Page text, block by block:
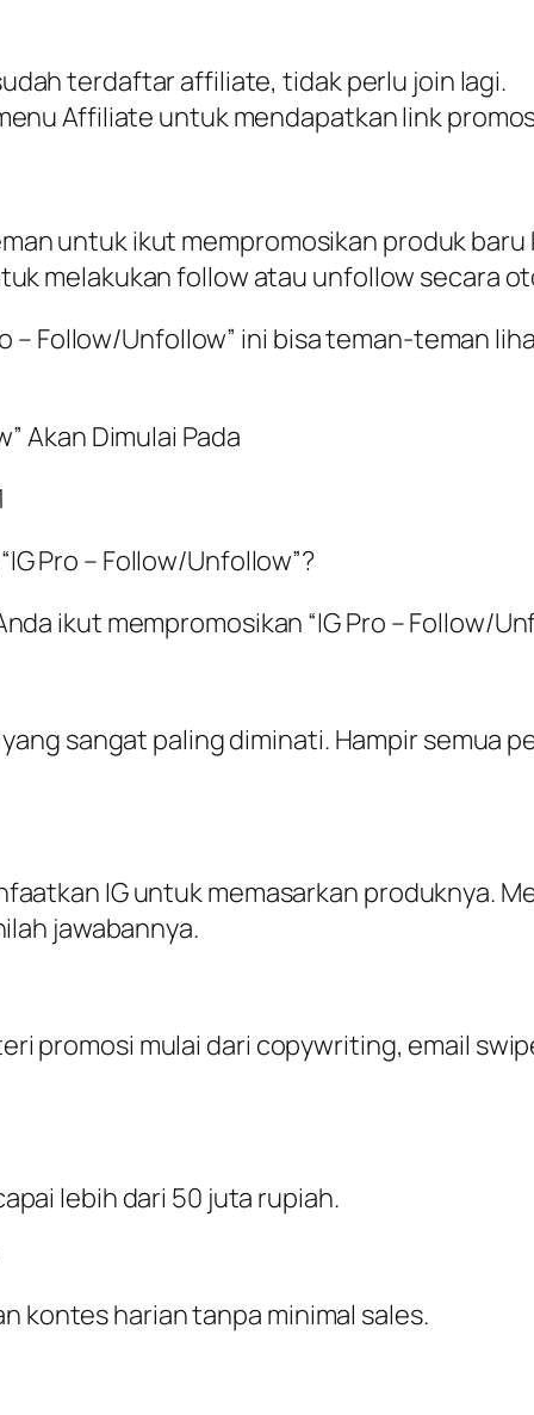
terdaftar affiliate, tidak perlu join lagi.
Affiliate untuk mendapatkan link
untuk ikut mempromosikan produk baru
melakukan follow atau unfollow secara
– Follow/Unfollow” ini bisa teman-teman
Akan Dimulai Pada
Pro – Follow/Unfollow”?
ikut mempromosikan “IG Pro – Follow/
sangat paling diminati. Hampir semua
IG untuk memasarkan produknya.
jawabannya.
promosi mulai dari copywriting, email
lebih dari 50 juta rupiah.
kontes harian tanpa minimal sales.